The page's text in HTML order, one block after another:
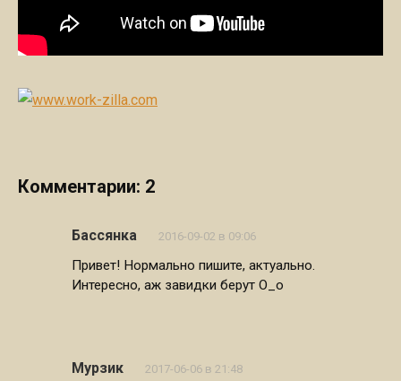
Комментарии: 2
Бассянка 2016-09-02 в 09:06
Привет! Нормально пишите, актуально.
Интересно, аж завидки берут О_о
Мурзик 2017-06-06 в 21:48